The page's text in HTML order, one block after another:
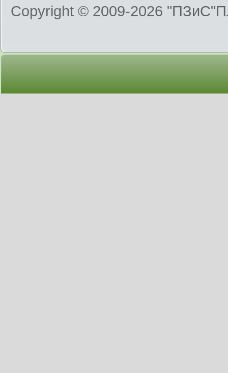
Copyright © 2009-2026